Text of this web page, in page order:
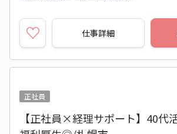
仕事詳細
正社員
【正社員×経理サポート】40代